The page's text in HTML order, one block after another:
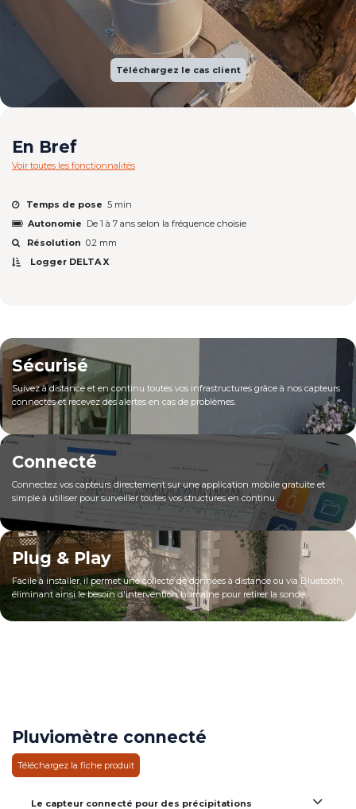
*
Téléchargez le cas client
En Bref
Voir toutes les fonctionnalités
Temps de pose 5 min
Autonomie De 1 à 7 ans selon la fréquence choisie
Résolution 0.2 mm
Logger DELTA X
Sécurisé
Suivez à distance et​ en continu toutes vos infrastructures grâce à nos capteurs
connectés et recevez des alertes en cas de problèmes.
Connecté
Connectez vos capteurs directement sur une application mobile gratuite et
simple à utiliser pour surveiller toutes vos structures en continu.
Plug & Play
Facile à installer, il permet une collecte de données à distance ou via Bluetooth,
éliminant ainsi le besoin d'intervention humaine pour retirer la sonde.
Pluviomètre connecté
Téléchargez la fiche produit
Le capteur connecté pour des précipitations